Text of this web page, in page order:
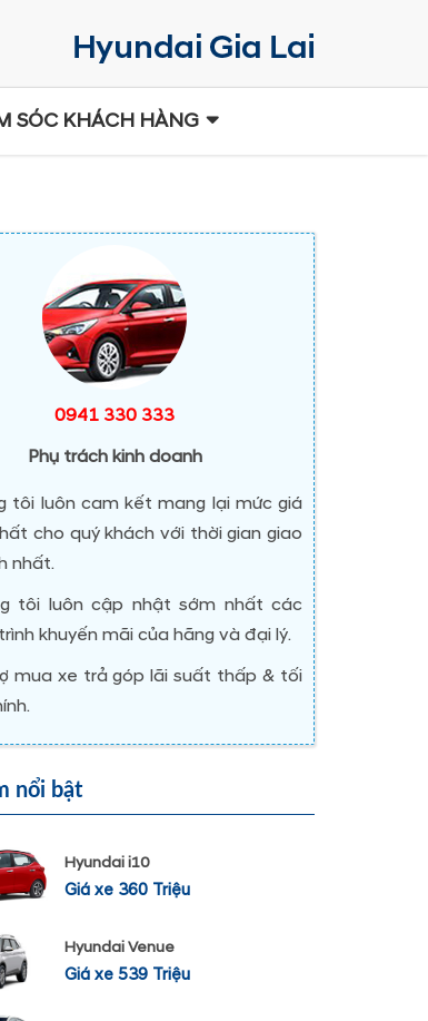
SÓC KHÁCH HÀNG
0941 330 333
Phụ trách kinh doanh
tôi luôn cam kết mang lại mức giá
cho quý khách với thời gian giao
nhất.
tôi luôn cập nhật sớm nhất các
khuyến mãi của hãng và đại lý.
mua xe trả góp lãi suất thấp & tối
nổi bật
Hyundai i10
Giá xe 360 Triệu
Hyundai Venue
Giá xe 539 Triệu